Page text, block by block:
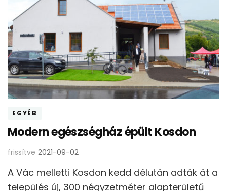
EGYÉB
Modern egészségház épült Kosdon
frissítve 2021-09-02
A Vác melletti Kosdon kedd délután adták át a
település új, 300 négyzetméter alapterületű